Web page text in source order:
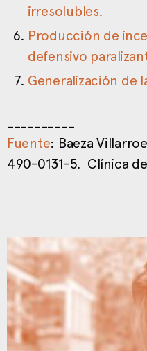
irresolubles.
Producción de
defensivo
Generalización de
__________
Fuente: Baeza
490-0131-5. Clínica